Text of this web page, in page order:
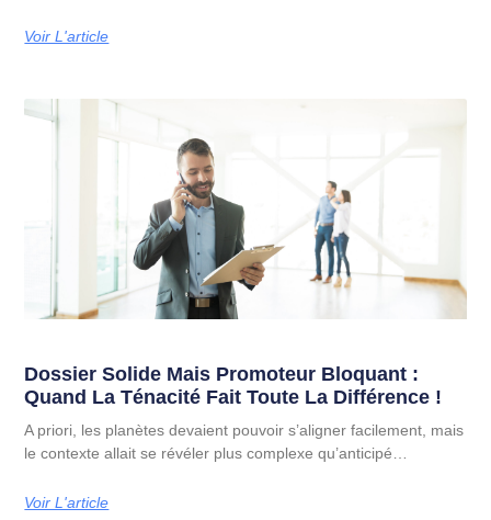
Voir L'article
Dossier Solide Mais Promoteur Bloquant :
Quand La Ténacité Fait Toute La Différence !
A priori, les planètes devaient pouvoir s’aligner facilement, mais
le contexte allait se révéler plus complexe qu’anticipé…
Voir L'article